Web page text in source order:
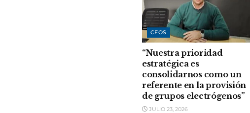
CEOS
“Nuestra prioridad
estratégica es
consolidarnos como un
referente en la provisión
de grupos electrógenos”
JULIO 23, 2026